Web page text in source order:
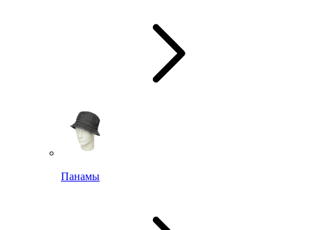
Панамы